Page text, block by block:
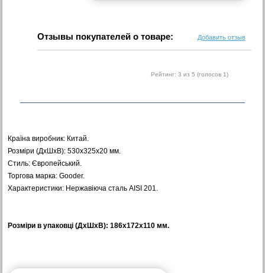
Отзывы покупателей о товаре: Добавить отзыв
Рейтинг: 3 из 5 (голосов 1)
Країна виробник: Китай.
Розміри (ДхШхВ): 530х325х20 мм.
Стиль: Європейський.
Торгова марка: Gooder.
Характеристики: Нержавіюча сталь AISI 201.
Розміри в упаковці (ДхШхВ): 186х172х110 мм.